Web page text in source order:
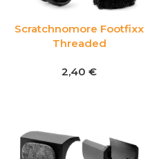
Scratchnomore Footfixx
Threaded
2,40 €